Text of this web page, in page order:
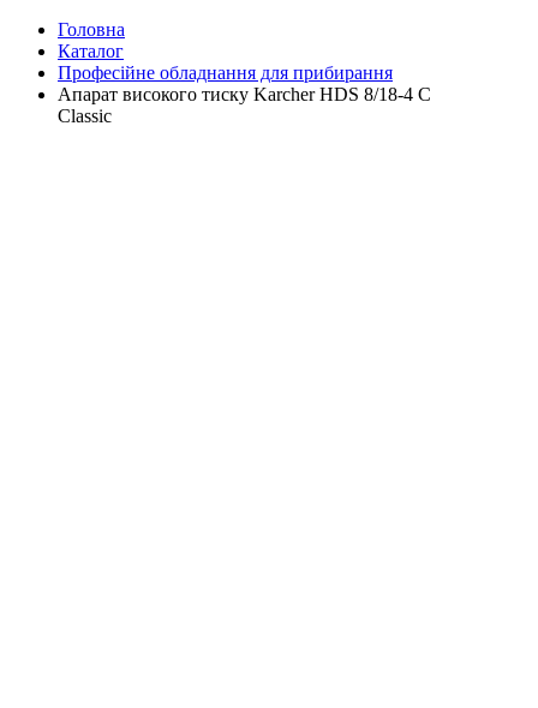
Головна
Каталог
Професійне обладнання для прибирання
Апарат високого тиску Karcher HDS 8/18-4 C
Classic